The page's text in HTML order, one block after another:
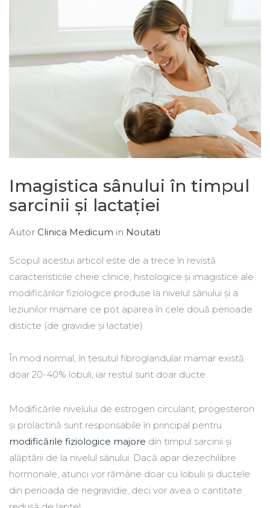
Imagistica sânului în timpul
sarcinii și lactației
Autor Clinica Medicum in Noutati
Scopul acestui articol este de a trece în revistă
caracteristicile cheie clinice, histologice și imagistice ale
modificărilor fiziologice produse la nivelul sânului și a
leziunilor mamare ce pot aparea în cele două perioade
disticte (de gravidie și lactație).
În mod normal, în țesutul fibroglandular mamar există
doar 20-40% lobuli, iar restul sunt doar ducte.
Modificările nivelului de estrogen circulant, progesteron
și prolactină sunt responsabile în principal pentru
modificările fiziologice majore din timpul sarcinii și
alăptării de la nivelul sânului. Dacă apar dezechilibre
hormonale, atunci vor rămâne doar cu lobulii și ductele
din perioada de negravidie, deci vor avea o cantitate